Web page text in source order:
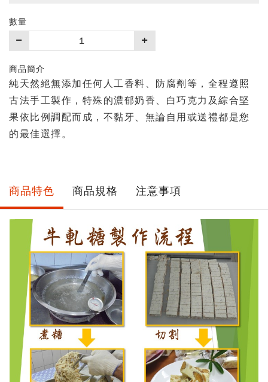
數量
買
數
量
商品簡介
純天然絕無添加任何人工香料、防腐劑等，全程遵照
古法手工製作，特殊的濃郁奶香、白巧克力及綜合堅
果依比例調配而成，不黏牙、無論自用或送禮都是您
的最佳選擇。
商品特色 商品規格 注意事項